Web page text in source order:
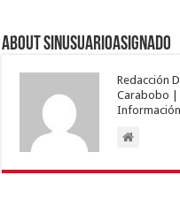
About sinusuarioasignado
Redacción
Carabobo |